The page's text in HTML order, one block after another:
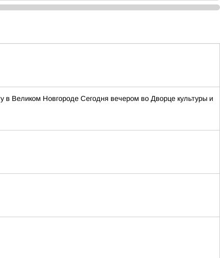
Великом Новгороде Сегодня вечером во Дворце культуры и